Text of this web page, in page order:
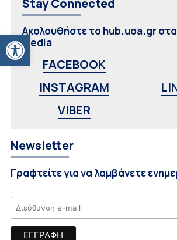
Ανοίξτε τη γραμμή εργαλείων
Ακολουθήστε το hub.uoa.gr
Media
FACEBOOK
INSTAGRAM
VIBER
Newsletter
Γραφτείτε για να λαμβάνετε